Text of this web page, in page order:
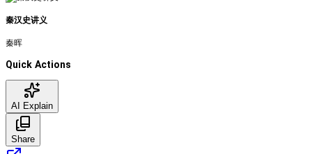
秦汉史讲义
秦晖
Quick Actions
AI Explain
Share